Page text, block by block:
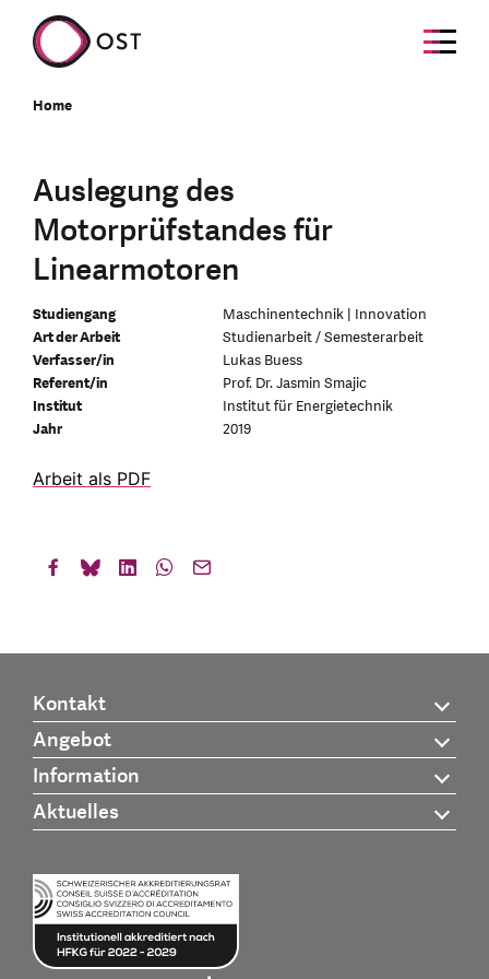
Home
Auslegung des
Motorprüfstandes für
Linearmotoren
Studiengang
Maschinentechnik | Innovation
Art der Arbeit
Studienarbeit / Semesterarbeit
Verfasser/in
Lukas Buess
Referent/in
Prof. Dr. Jasmin Smajic
Institut
Institut für Energietechnik
Jahr
2019
Arbeit als PDF
Kontakt
Angebot
Information
Aktuelles